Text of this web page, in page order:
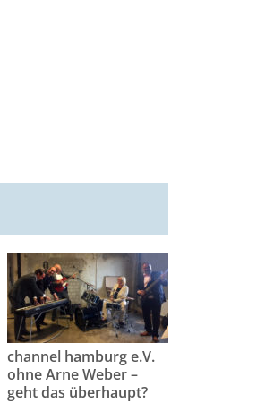
channel hamburg e.V.
ohne Arne Weber –
geht das überhaupt?